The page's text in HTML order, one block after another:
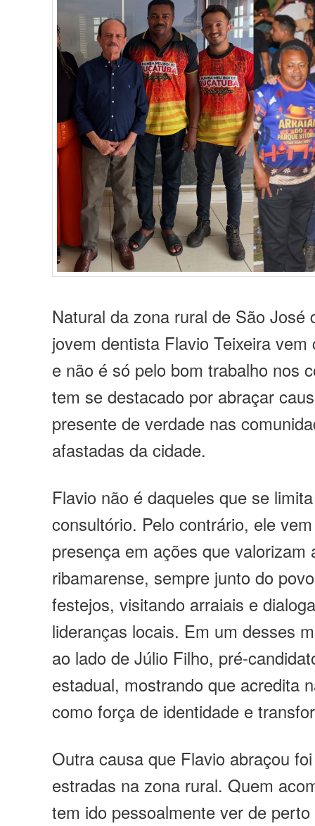
Natural da zona rural de São José
jovem dentista Flavio Teixeira
e não é só pelo bom trabalho nos
tem se destacado por abraçar
presente de verdade nas
afastadas da cidade.
Flavio não é daqueles que se
consultório. Pelo contrário, ele
presença em ações que valorizam
ribamarense, sempre junto do
festejos, visitando arraiais e
lideranças locais. Em um desses
ao lado de Júlio Filho, pré-
estadual, mostrando que acredita
como força de identidade e
Outra causa que Flavio abraçou
estradas na zona rural. Quem
tem ido pessoalmente ver de